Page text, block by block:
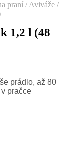
praní / Aviváže /
1,2 l (48
prádlo, až 80
pračce